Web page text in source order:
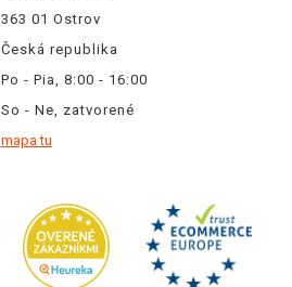
363 01 Ostrov
Česká republika
Po - Pia, 8:00 - 16:00
So - Ne, zatvorené
mapa tu